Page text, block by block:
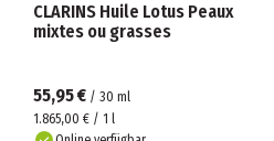
CLARINS Huile Lotus Peaux
mixtes ou grasses
55,95 € / 30 ml
1.865,00 € / 1 l